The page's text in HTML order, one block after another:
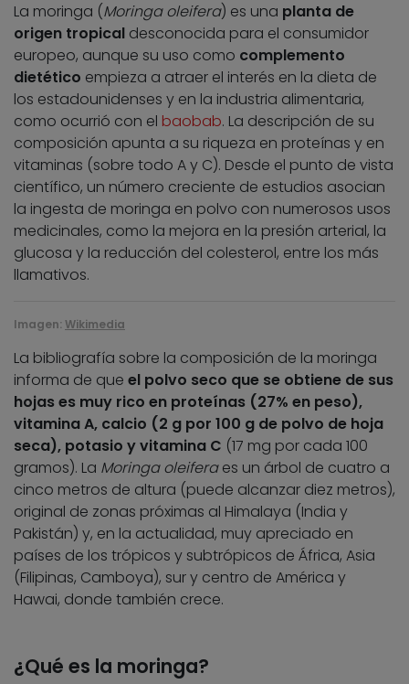
La moringa (Moringa oleifera) es una planta de
origen tropical desconocida para el consumidor
europeo, aunque su uso como complemento
dietético empieza a atraer el interés en la dieta de
los estadounidenses y en la industria alimentaria,
como ocurrió con el baobab. La descripción de su
composición apunta a su riqueza en proteínas y en
vitaminas (sobre todo A y C). Desde el punto de vista
científico, un número creciente de estudios asocian
la ingesta de moringa en polvo con numerosos usos
medicinales, como la mejora en la presión arterial, la
glucosa y la reducción del colesterol, entre los más
llamativos.
Imagen: Wikimedia
La bibliografía sobre la composición de la moringa
informa de que el polvo seco que se obtiene de sus
hojas es muy rico en proteínas (27% en peso),
vitamina A, calcio (2 g por 100 g de polvo de hoja
seca), potasio y vitamina C (17 mg por cada 100
gramos). La Moringa oleiferaes un árbol de cuatro a
cinco metros de altura (puede alcanzar diez metros),
original de zonas próximas al Himalaya (India y
Pakistán) y, en la actualidad, muy apreciado en
países de los trópicos y subtrópicos de África, Asia
(Filipinas, Camboya), sur y centro de América y
Hawai, donde también crece.
¿Qué es la moringa?